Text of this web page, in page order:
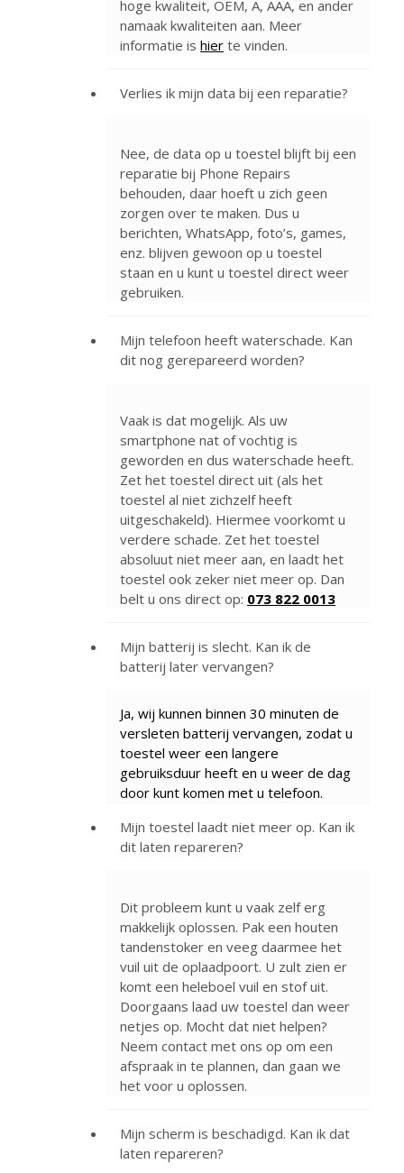
hoge kwaliteit, OEM, A, AAA, en ander
namaak kwaliteiten aan. Meer
informatie is hier te vinden.
Verlies ik mijn data bij een reparatie?
Nee, de data op u toestel blijft bij een
reparatie bij Phone Repairs
behouden, daar hoeft u zich geen
zorgen over te maken. Dus u
berichten, WhatsApp, foto’s, games,
enz. blijven gewoon op u toestel
staan en u kunt u toestel direct weer
gebruiken.
Mijn telefoon heeft waterschade. Kan
dit nog gerepareerd worden?
Vaak is dat mogelijk. Als uw
smartphone nat of vochtig is
geworden en dus waterschade heeft.
Zet het toestel direct uit (als het
toestel al niet zichzelf heeft
uitgeschakeld). Hiermee voorkomt u
verdere schade. Zet het toestel
absoluut niet meer aan, en laadt het
toestel ook zeker niet meer op. Dan
belt u ons direct op: 073 822 0013
Mijn batterij is slecht. Kan ik de
batterij later vervangen?
Ja, wij kunnen binnen 30 minuten de
versleten batterij vervangen, zodat u
toestel weer een langere
gebruiksduur heeft en u weer de dag
door kunt komen met u telefoon.
Mijn toestel laadt niet meer op. Kan ik
dit laten repareren?
Dit probleem kunt u vaak zelf erg
makkelijk oplossen. Pak een houten
tandenstoker en veeg daarmee het
vuil uit de oplaadpoort. U zult zien er
komt een heleboel vuil en stof uit.
Doorgaans laad uw toestel dan weer
netjes op. Mocht dat niet helpen?
Neem contact met ons op om een
afspraak in te plannen, dan gaan we
het voor u oplossen.
Mijn scherm is beschadigd. Kan ik dat
laten repareren?